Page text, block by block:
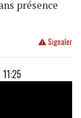
présence
Signaler